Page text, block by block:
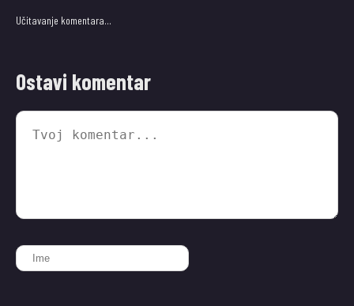
Učitavanje komentara…
Ostavi komentar